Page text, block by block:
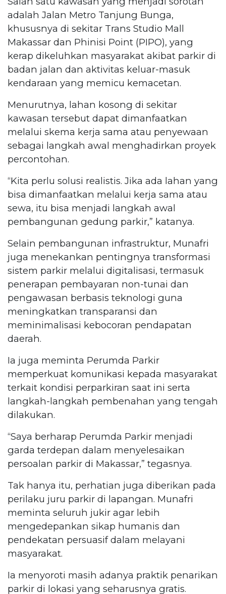
adalah Jalan Metro Tanjung Bunga,
khususnya di sekitar Trans Studio Mall
Makassar dan Phinisi Point (PIPO), yang
kerap dikeluhkan masyarakat akibat parkir di
badan jalan dan aktivitas keluar-masuk
kendaraan yang memicu kemacetan.
Menurutnya, lahan kosong di sekitar
kawasan tersebut dapat dimanfaatkan
melalui skema kerja sama atau penyewaan
sebagai langkah awal menghadirkan proyek
percontohan.
“Kita perlu solusi realistis. Jika ada lahan yang
bisa dimanfaatkan melalui kerja sama atau
sewa, itu bisa menjadi langkah awal
pembangunan gedung parkir,” katanya.
Selain pembangunan infrastruktur, Munafri
juga menekankan pentingnya transformasi
sistem parkir melalui digitalisasi, termasuk
penerapan pembayaran non-tunai dan
pengawasan berbasis teknologi guna
meningkatkan transparansi dan
meminimalisasi kebocoran pendapatan
daerah.
Ia juga meminta Perumda Parkir
memperkuat komunikasi kepada masyarakat
terkait kondisi perparkiran saat ini serta
langkah-langkah pembenahan yang tengah
dilakukan.
“Saya berharap Perumda Parkir menjadi
garda terdepan dalam menyelesaikan
persoalan parkir di Makassar,” tegasnya.
Tak hanya itu, perhatian juga diberikan pada
perilaku juru parkir di lapangan. Munafri
meminta seluruh jukir agar lebih
mengedepankan sikap humanis dan
pendekatan persuasif dalam melayani
masyarakat.
Ia menyoroti masih adanya praktik penarikan
parkir di lokasi yang seharusnya gratis.